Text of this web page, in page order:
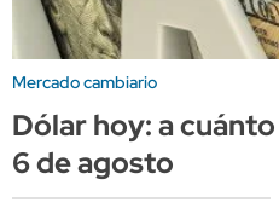
Mercado cambiario
Dólar hoy: a
6 de agosto